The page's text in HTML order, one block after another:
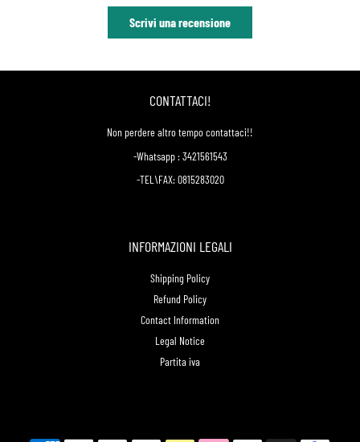
Scrivi una recensione
CONTATTACI!
Non perdere altro tempo contattaci!!
-Whatsapp : 3421561543
-TEL\FAX: 0815283020
INFORMAZIONI LEGALI
Shipping Policy
Refund Policy
Contact Information
Legal Notice
Partita iva